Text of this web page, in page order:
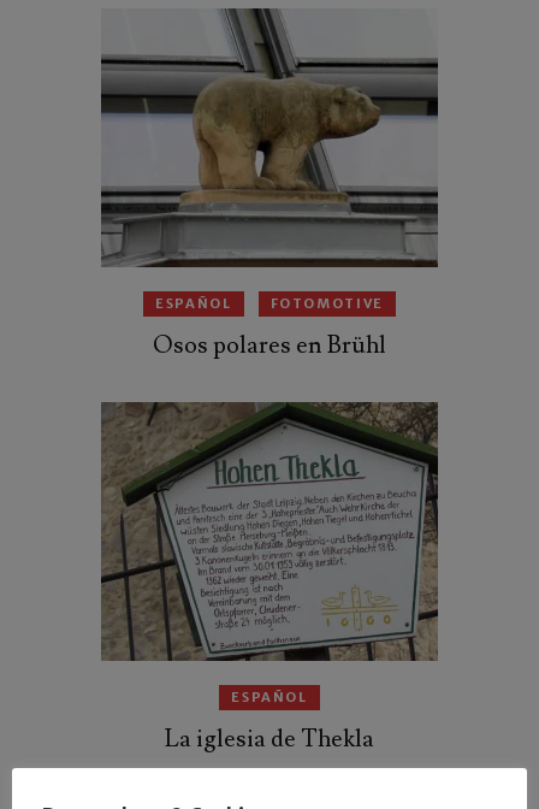
ESPAÑOL FOTOMOTIVE
Osos polares en Brühl
ESPAÑOL
La iglesia de Thekla